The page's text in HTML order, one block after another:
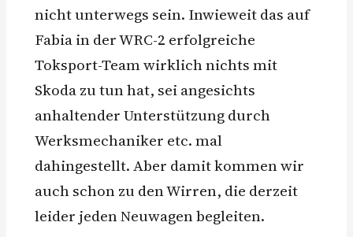
nicht unterwegs sein. Inwieweit das auf
Fabia in der WRC-2 erfolgreiche
Toksport-Team wirklich nichts mit
Skoda zu tun hat, sei angesichts
anhaltender Unterstützung durch
Werksmechaniker etc. mal
dahingestellt. Aber damit kommen wir
auch schon zu den Wirren, die derzeit
leider jeden Neuwagen begleiten.